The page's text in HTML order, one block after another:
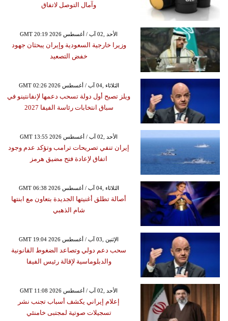
وآمال التوصل لاتفاق
GMT 20:19 2026 الأحد ,02 آب / أغسطس
وزيرا خارجية السعودية وإيران يبحثان جهود
خفض التصعيد
GMT 02:26 2026 الثلاثاء ,04 آب / أغسطس
ويلز تصبح أول دولة تسحب دعمها لإنفانتينو في
سباق انتخابات رئاسة الفيفا 2027
GMT 13:55 2026 الأحد ,02 آب / أغسطس
إيران تنفي تصريحات ترامب وتؤكد عدم وجود
اتفاق لإعادة فتح مضيق هرمز
GMT 06:38 2026 الثلاثاء ,04 آب / أغسطس
أصالة تطلق أغنيتها الجديدة بتعاون مع ابنتها
شام الذهبي
GMT 19:04 2026 الإثنين ,03 آب / أغسطس
سحب دعم دولي وتصاعد الضغوط القانونية
والدبلوماسية لإقالة رئيس الفيفا
GMT 11:08 2026 الأحد ,02 آب / أغسطس
إعلام إيراني يكشف أسباب تجنب نشر
تسجيلات صوتية لمجتبى خامنئي